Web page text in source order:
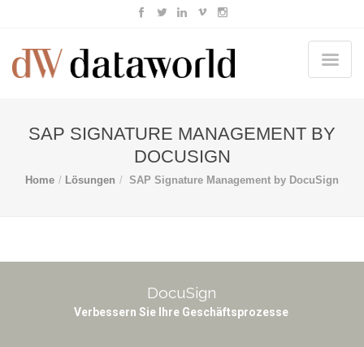
SAP SIGNATURE MANAGEMENT BY
DOCUSIGN
Home Lösungen SAP Signature Management by DocuSign
DocuSign
Verbessern Sie Ihre Geschäftsprozesse